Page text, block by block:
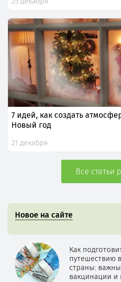
7 идей, как создать
Новый год
21 декабря
Все статьи
Новое на сайте
Как
путешествию
страны:
вакцинации и